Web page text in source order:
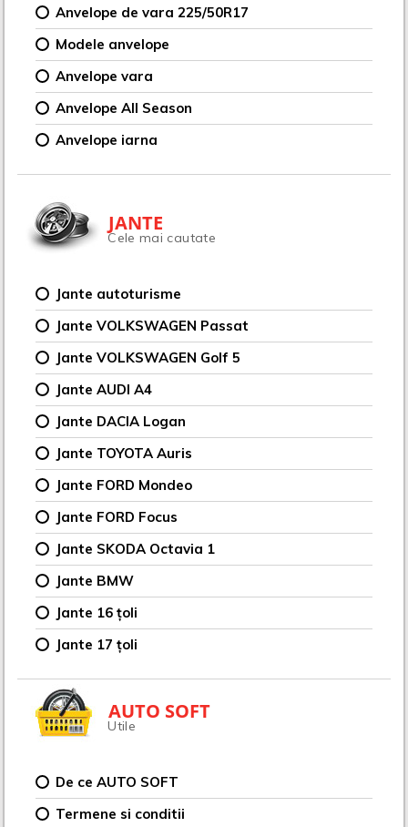
Anvelope de vara 225/50R17
Modele anvelope
Anvelope vara
Anvelope All Season
Anvelope iarna
JANTE
Cele mai cautate
Jante autoturisme
Jante VOLKSWAGEN Passat
Jante VOLKSWAGEN Golf 5
Jante AUDI A4
Jante DACIA Logan
Jante TOYOTA Auris
Jante FORD Mondeo
Jante FORD Focus
Jante SKODA Octavia 1
Jante BMW
Jante 16 țoli
Jante 17 țoli
AUTO SOFT
Utile
De ce AUTO SOFT
Termene si conditii